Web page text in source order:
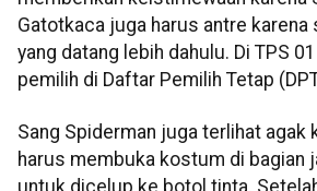
Gatotkaca juga harus antre karena
yang datang lebih dahulu. Di TPS
pemilih di Daftar Pemilih Tetap
Sang Spiderman juga terlihat agak
harus membuka kostum di bagian
untuk dicelup ke botol tinta.